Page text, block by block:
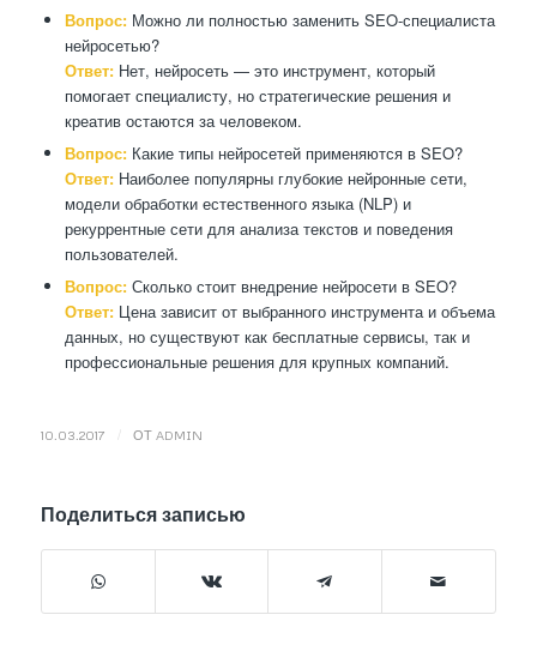
Вопрос:Можно ли полностью заменить SEO-специалиста
нейросетью?
Ответ:Нет, нейросеть — это инструмент, который
помогает специалисту, но стратегические решения и
креатив остаются за человеком.
Вопрос:Какие типы нейросетей применяются в SEO?
Ответ:Наиболее популярны глубокие нейронные сети,
модели обработки естественного языка (NLP) и
рекуррентные сети для анализа текстов и поведения
пользователей.
Вопрос:Сколько стоит внедрение нейросети в SEO?
Ответ:Цена зависит от выбранного инструмента и объема
данных, но существуют как бесплатные сервисы, так и
профессиональные решения для крупных компаний.
10.03.2017 ОТ ADMIN
Поделиться записью